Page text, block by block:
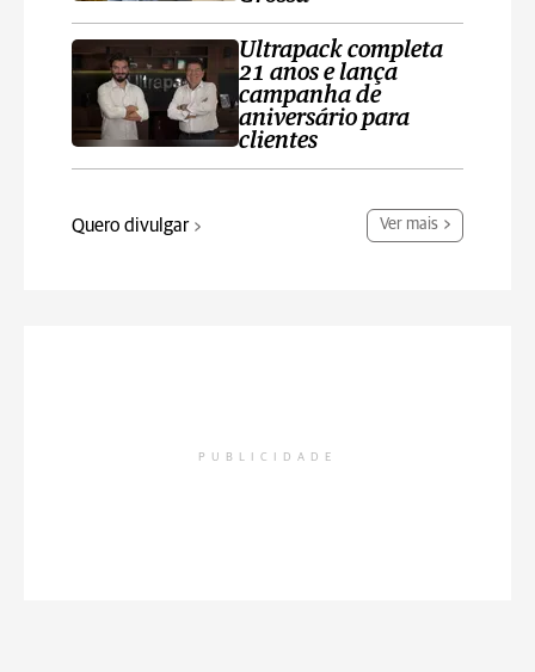
Ultrapack completa
21 anos e lança
campanha de
aniversário para
clientes
Quero divulgar Ver mais
PUBLICIDADE